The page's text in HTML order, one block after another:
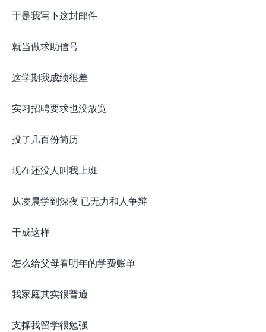
于是我写下这封邮件
就当做求助信号
这学期我成绩很差
实习招聘要求也没放宽
投了几百份简历
现在还没人叫我上班
从凌晨学到深夜 已无力和人争辩
干成这样
怎么给父母看明年的学费账单
我家庭其实很普通
支撑我留学很勉强